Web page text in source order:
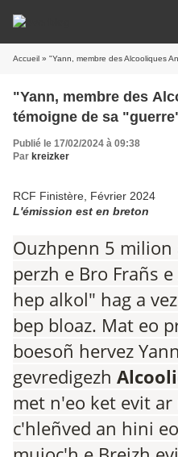
Accueil » "Yann, membre des Alcooliques
"Yann, membre des
témoigne de sa
Publié le 17/02/2024 à 09:38
Par kreizker
RCF Finistère, Février 2024
L'émission est en breton
Ouzhpenn 5
perzh e Bro Frañs
hep alkol" hag a
bep bloaz. Mat eo
boesoñ hervez
gevredigezh
met n'eo ket evit
c'hleñved an hini